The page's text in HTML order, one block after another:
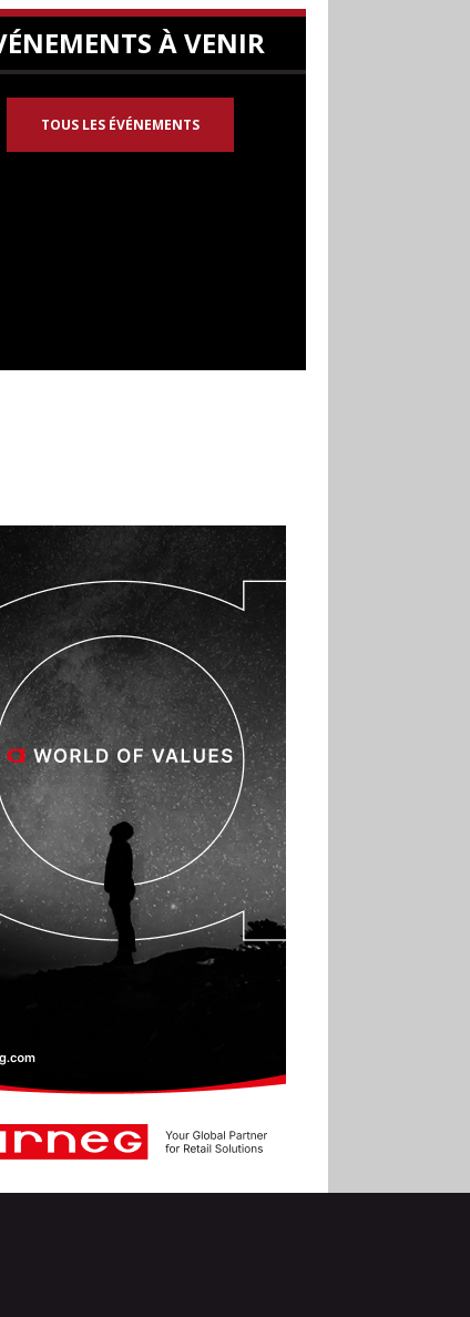
À VENIR
TOUS LES ÉVÉNEMENTS